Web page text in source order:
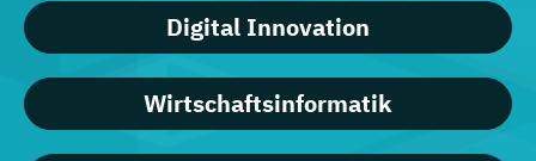
Digital Innovation
Wirtschaftsinformatik